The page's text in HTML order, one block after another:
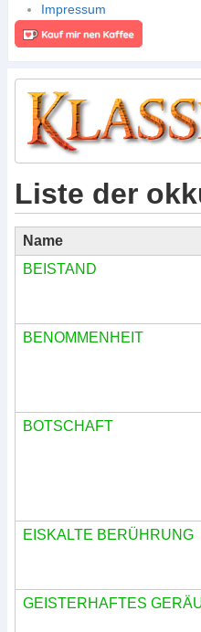
Impressum
Liste der
Name
BEISTAND
BENOMMENHEIT
BOTSCHAFT
EISKALTE BERÜHRUNG
GEISTERHAFTES